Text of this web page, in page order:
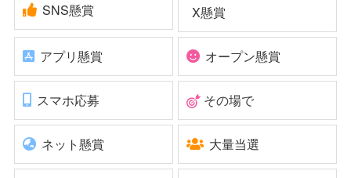
SNS懸賞 X懸賞
アプリ懸賞 オープン懸賞
スマホ応募 その場で
ネット懸賞 大量当選